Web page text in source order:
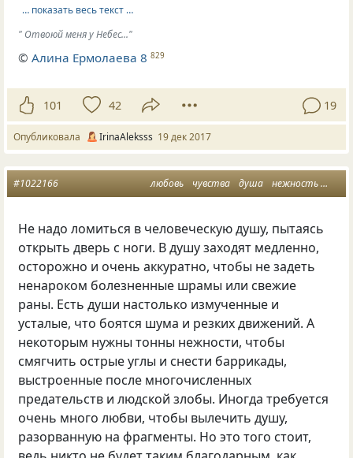
… показать весь текст …
" Отвоюй меня у Небес..."
©Алина Ермолаева 8 829
101 42 19
Опубликовала IrinaAleksss 19 дек 2017
любовь чувства душа нежность
#1022166
Не надо ломиться в человеческую душу, пытаясь
открыть дверь с ноги. В душу заходят медленно,
осторожно и очень аккуратно, чтобы не задеть
ненароком болезненные шрамы или свежие
раны. Есть души настолько измученные и
усталые, что боятся шума и резких движений. А
некоторым нужны тонны нежности, чтобы
смягчить острые углы и снести баррикады,
выстроенные после многочисленных
предательств и людской злобы. Иногда требуется
очень много любви, чтобы вылечить душу,
разорванную на фрагменты. Но это того стоит,